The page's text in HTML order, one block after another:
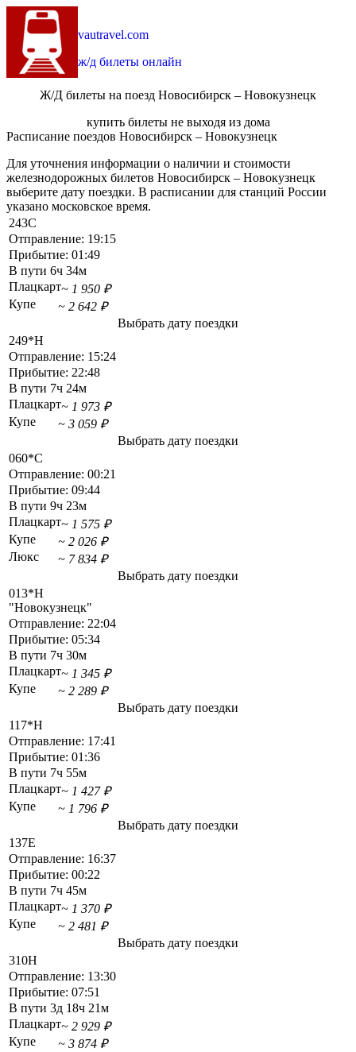
vautravel.com
ж/д билеты онлайн
Ж/Д билеты на поезд Новосибирск – Новокузнецк
купить билеты не выходя из дома
Расписание поездов Новосибирск – Новокузнецк
Для уточнения информации о наличии и стоимости
железнодорожных билетов Новосибирск – Новокузнецк
выберите дату поездки. В расписании для станций России
указано московское время.
243С
Отправление: 19:15
Прибытие: 01:49
В пути 6ч 34м
Плацкарт~ 1 950 ₽
Купе
~ 2 642 ₽
Выбрать дату поездки
249*Н
Отправление: 15:24
Прибытие: 22:48
В пути 7ч 24м
Плацкарт~ 1 973 ₽
Купе
~ 3 059 ₽
Выбрать дату поездки
060*С
Отправление: 00:21
Прибытие: 09:44
В пути 9ч 23м
Плацкарт~ 1 575 ₽
Купе
~ 2 026 ₽
Люкс
~ 7 834 ₽
Выбрать дату поездки
013*Н
"Новокузнецк"
Отправление: 22:04
Прибытие: 05:34
В пути 7ч 30м
Плацкарт~ 1 345 ₽
Купе
~ 2 289 ₽
Выбрать дату поездки
117*Н
Отправление: 17:41
Прибытие: 01:36
В пути 7ч 55м
Плацкарт~ 1 427 ₽
Купе
~ 1 796 ₽
Выбрать дату поездки
137Е
Отправление: 16:37
Прибытие: 00:22
В пути 7ч 45м
Плацкарт~ 1 370 ₽
Купе
~ 2 481 ₽
Выбрать дату поездки
310Н
Отправление: 13:30
Прибытие: 07:51
В пути 3д 18ч 21м
Плацкарт~ 2 929 ₽
Купе
~ 3 874 ₽